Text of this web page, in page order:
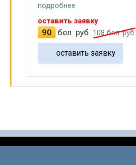
подробнее
оставить заявку
90 бел. руб. 108бел. руб.
оставить заявку